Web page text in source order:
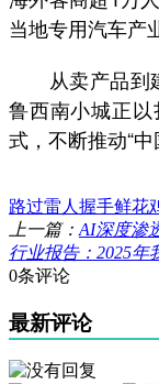
当地专用汽车产
从卖产品到建
鲁西南小城正
式，不断推动“中
路过雷人 握手鲜花
上一篇： AI深度渗
行业报告：2025年
0条评论
最新评论